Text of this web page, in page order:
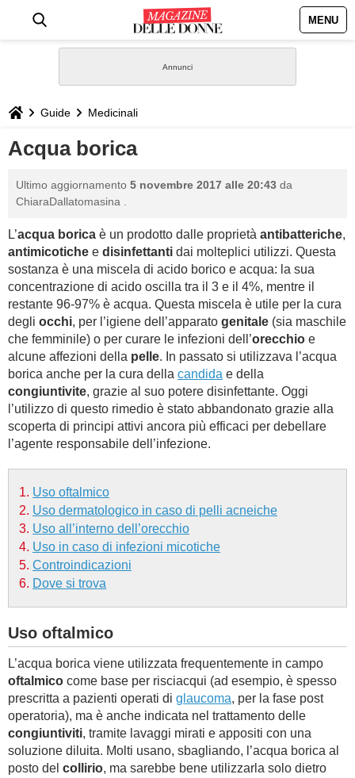
MENU
STILE
BIOGRAFIE
GASTRONOMIA
CAPELLI
SESSO
BAMBINO
DIETA
FORUM
Guide Medicinali
Acqua borica
Ultimo aggiornamento 5 novembre 2017 alle 20:43 da
ChiaraDallatomasina
L’acqua borica è un prodotto dalle proprietà antibatteriche,
antimicotiche e disinfettanti dai molteplici utilizzi. Questa
sostanza è una miscela di acido borico e acqua: la sua
concentrazione di acido oscilla tra il 3 e il 4%, mentre il
restante 96-97% è acqua. Questa miscela è utile per la cura
degli occhi, per l’igiene dell’apparato genitale (sia maschile
che femminile) o per curare le infezioni dell’orecchio e
alcune affezioni della pelle. In passato si utilizzava l’acqua
borica anche per la cura della candida e della
congiuntivite, grazie al suo potere disinfettante. Oggi
l’utilizzo di questo rimedio è stato abbandonato grazie alla
scoperta di principi attivi ancora più efficaci per debellare
l’agente responsabile dell’infezione.
Uso oftalmico
Uso dermatologico in caso di pelli acneiche
Uso all’interno dell’orecchio
Uso in caso di infezioni micotiche
Controindicazioni
Dove si trova
Uso oftalmico
L’acqua borica viene utilizzata frequentemente in campo
oftalmico come base per risciacqui (ad esempio, è spesso
prescritta a pazienti operati di glaucoma, per la fase post
operatoria), ma è anche indicata nel trattamento delle
congiuntiviti, tramite lavaggi mirati e appositi con una
soluzione diluita. Molti usano, sbagliando, l’acqua borica al
posto del collirio, ma sarebbe bene utilizzarla solo dietro